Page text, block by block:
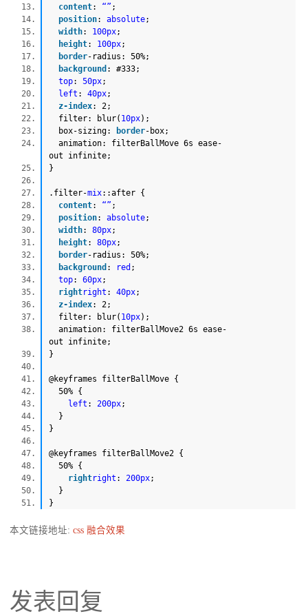
content: “” ;
position: absolute;
width: 100px;
height: 100px;
border-radius: 50%;
background : #333;
top: 50px;
left : 40px;
z-index: 2;
filter: blur( 10px);
box-sizing:
border-box;
animation: filterBallMove 6s ease-
out infinite;
}
.filter-mix::after {
content: “” ;
position: absolute;
width: 80px;
height: 80px;
border-radius: 50%;
background : red ;
top: 60px;
rightright : 40px;
z-index: 2;
filter: blur( 10px);
animation: filterBallMove2 6s ease-
out infinite;
}
@keyframes filterBallMove {
50% {
left : 200px;
}
}
@keyframes filterBallMove2 {
50% {
rightright : 200px;
}
}
本文链接地址: css 融合效果
发表回复